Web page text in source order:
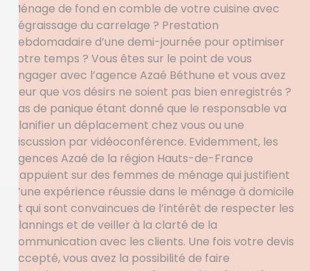
Ménage de fond en comble de votre cuisine avec
dégraissage du carrelage ? Prestation
hebdomadaire d’une demi-journée pour optimiser
votre temps ? Vous êtes sur le point de vous
engager avec l’agence Azaé Béthune et vous avez
peur que vos désirs ne soient pas bien enregistrés ?
Pas de panique étant donné que le responsable va
planifier un déplacement chez vous ou une
discussion par vidéoconférence. Evidemment, les
agences Azaé de la région Hauts-de-France
s’appuient sur des femmes de ménage qui justifient
d’une expérience réussie dans le ménage à domicile
et qui sont convaincues de l’intérêt de respecter les
plannings et de veiller à la clarté de la
communication avec les clients. Une fois votre devis
accepté, vous avez la possibilité de faire